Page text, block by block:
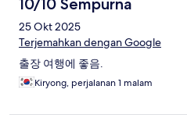
10/10 Sempurna
25 Okt 2025
Terjemahkan dengan Google
출장 여행에 좋음.
Kiryong, perjalanan 1 malam